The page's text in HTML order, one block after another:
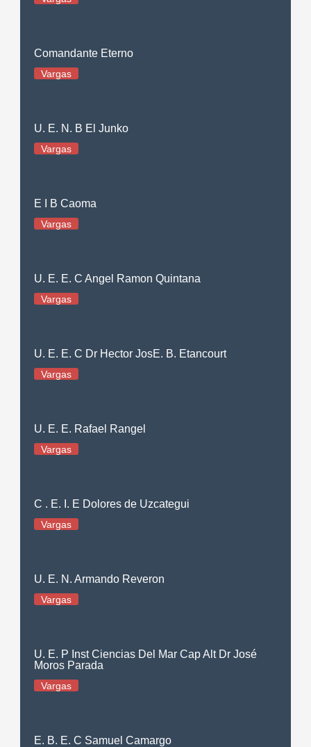
Comandante Eterno
Vargas
U. E. N. B El Junko
Vargas
E I B Caoma
Vargas
U. E. E. C Angel Ramon Quintana
Vargas
U. E. E. C Dr Hector JosE. B. Etancourt
Vargas
U. E. E. Rafael Rangel
Vargas
C . E. I. E Dolores de Uzcategui
Vargas
U. E. N. Armando Reveron
Vargas
U. E. P Inst Ciencias Del Mar Cap Alt Dr José
Moros Parada
Vargas
E. B. E. C Samuel Camargo